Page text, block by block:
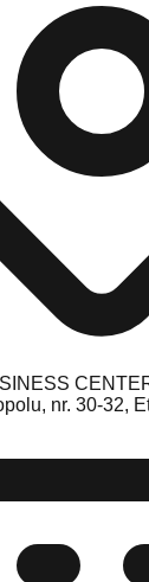
nr. 30-32,